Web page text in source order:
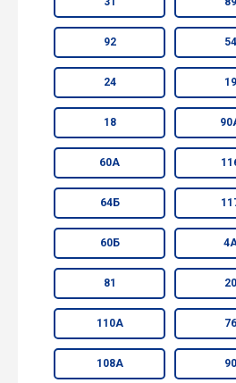
92 54
24 19
18
60А
64Б
60Б
81 20
110А 76
108А 90